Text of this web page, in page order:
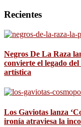
Recientes
Negros De La Raza
convierte el legado
artística
Los Gaviotas lanza
ironía atraviesa la